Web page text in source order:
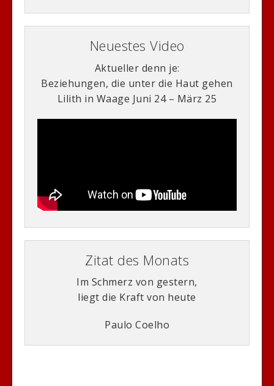
Neuestes Video
Aktueller denn je:
Beziehungen, die unter die Haut gehen
Lilith in Waage Juni 24 – März 25
Zitat des Monats
Im Schmerz von gestern,
liegt die Kraft von heute
Paulo Coelho